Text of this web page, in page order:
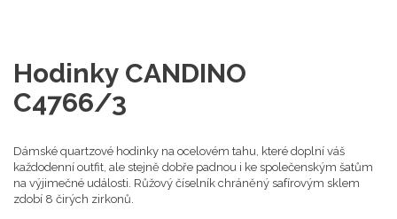
Hodinky CANDINO
C4766/3
Dámské quartzové hodinky na ocelovém tahu, které doplní váš
každodenní outfit, ale stejně dobře padnou i ke společenským šatům
na výjimečné události. Růžový číselník chráněný safírovým sklem
zdobí 8 čirých zirkonů.